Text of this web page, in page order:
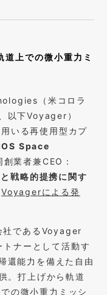
上での微小重力ミ
（米コロラ
以下Voyager）
いる再使用型カプ
Space
業者兼CEO：
と戦略的提携に関す
Voyagerによる発
社であるVoyager
ナーとして活動す
還能力を備えた自由
。打上げから軌道
の微小重力ミッシ